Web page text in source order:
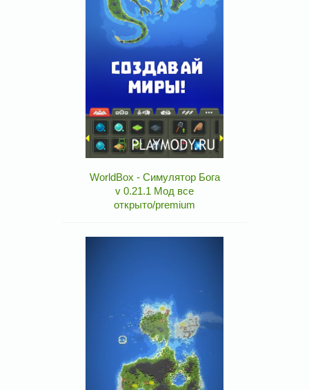
WorldBox - Симулятор Бога
v 0.21.1 Мод все
открыто/premium